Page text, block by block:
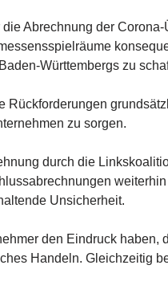
Abrechnung der
Württembergs zu
Rückforderungen
zu sorgen.
durch die
Unsicherheit.
den Eindruck
Handeln. Gleichzeitig